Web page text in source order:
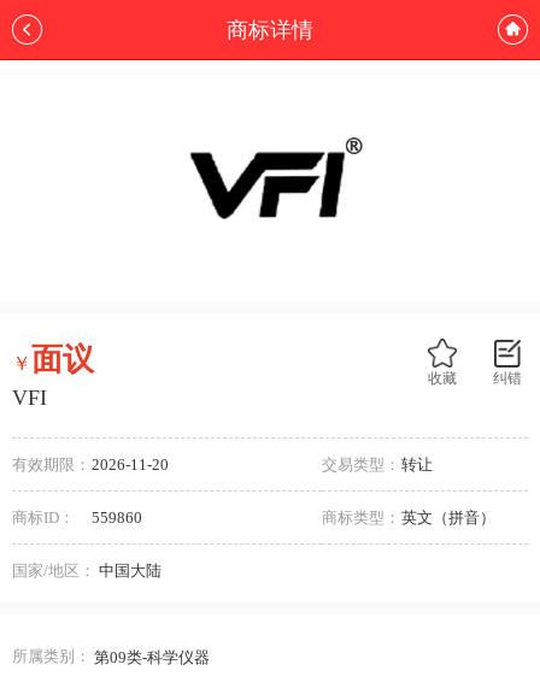
商标详情
纠错
收藏
￥面议
VFI
有效期限： 2026-11-20 交易类型： 转让
商标ID： 559860 商标类型： 英文（拼音）
国家/地区： 中国大陆
所属类别： 第09类-科学仪器